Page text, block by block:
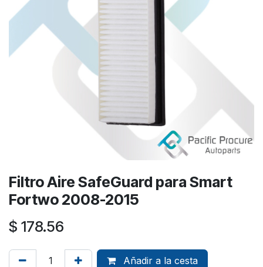
Filtro Aire SafeGuard para Smart
Fortwo 2008-2015
$ 178.56
Añadir a la cesta